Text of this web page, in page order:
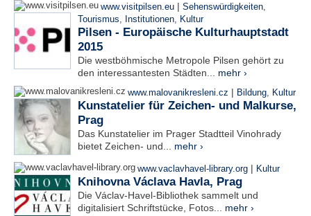
www.visitpilsen.eu | Sehenswürdigkeiten,
Tourismus, Institutionen, Kultur
Pilsen - Europäische Kulturhauptstadt
2015
Die westböhmische Metropole Pilsen gehört zu
den interessantesten Städten... mehr ›
www.malovanikresleni.cz | Bildung, Kultur
Kunstatelier für Zeichen- und Malkurse,
Prag
Das Kunstatelier im Prager Stadtteil Vinohrady
bietet Zeichen- und... mehr ›
www.vaclavhavel-library.org | Kultur
Knihovna Václava Havla, Prag
Die Václav-Havel-Bibliothek sammelt und
digitalisiert Schriftstücke, Fotos... mehr ›